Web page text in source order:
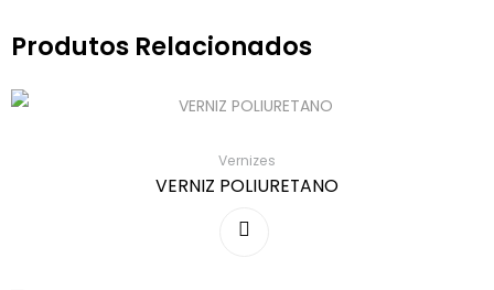
Produtos Relacionados
Vernizes
VERNIZ POLIURETANO